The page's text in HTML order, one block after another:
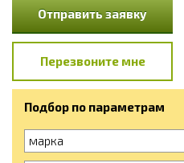
Отправить заявку
Перезвоните мне
Подбор по параметрам
марка